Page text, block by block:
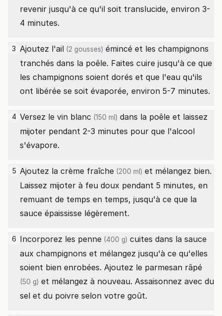
revenir jusqu'à ce qu'il soit translucide, environ 3-
4 minutes.
3 Ajoutez l'ail (2 gousses) émincé et les champignons
tranchés dans la poêle. Faites cuire jusqu'à ce que
les champignons soient dorés et que l'eau qu'ils
ont libérée se soit évaporée, environ 5-7 minutes.
4 Versez le vin blanc (150 ml) dans la poêle et laissez
mijoter pendant 2-3 minutes pour que l'alcool
s'évapore.
5 Ajoutez la crème fraîche (200 ml) et mélangez bien.
Laissez mijoter à feu doux pendant 5 minutes, en
remuant de temps en temps, jusqu'à ce que la
sauce épaississe légèrement.
6 Incorporez les penne (400 g) cuites dans la sauce
aux champignons et mélangez jusqu'à ce qu'elles
soient bien enrobées. Ajoutez le parmesan râpé
(50 g) et mélangez à nouveau. Assaisonnez avec du
sel et du poivre selon votre goût.